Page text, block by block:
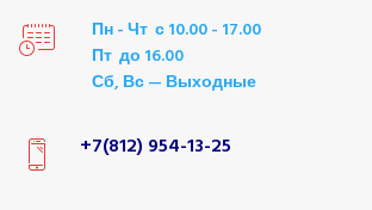
Пн - Чт с 10.00 - 17.00
Пт до 16.00
Сб, Вс — Выходные
+7(812) 954-13-25